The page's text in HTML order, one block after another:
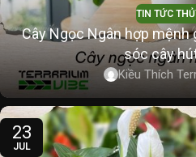
TIN TỨC
Cây Ngọc Ngân hợp mệnh
sóc cây
Kiều Thích
23
JUL